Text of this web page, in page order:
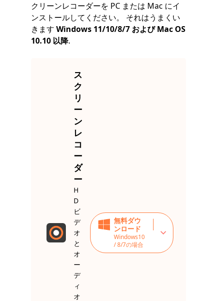
クリーンレコーダーを PC または Mac にイ
ンストールしてください。 それはうまくい
きます Windows 11/10/8/7 および Mac OS
10.10 以降.
ス
ク
リ
ー
ン
レ
コ
ー
ダ
ー
H
D
ビ
デ
オ
と
オ
ー
デ
ィ
オ
無料ダウ
ンロード
Windows10
/ 8/7の場合